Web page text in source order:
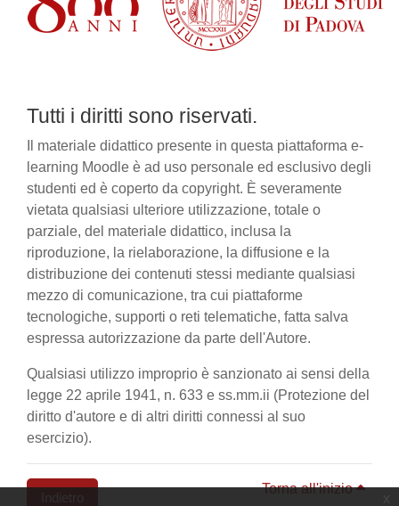
Tutti i diritti sono riservati.
Il materiale didattico presente in questa piattaforma e-
learning Moodle è ad uso personale ed esclusivo degli
studenti ed è coperto da copyright. È severamente
vietata qualsiasi ulteriore utilizzazione, totale o
parziale, del materiale didattico, inclusa la
riproduzione, la rielaborazione, la diffusione e la
distribuzione dei contenuti stessi mediante qualsiasi
mezzo di comunicazione, tra cui piattaforme
tecnologiche, supporti o reti telematiche, fatta salva
espressa autorizzazione da parte dell'Autore.
Qualsiasi utilizzo improprio è sanzionato ai sensi della
legge 22 aprile 1941, n. 633 e ss.mm.ii (Protezione del
diritto d'autore e di altri diritti connessi al suo
esercizio).
Torna all'inizio